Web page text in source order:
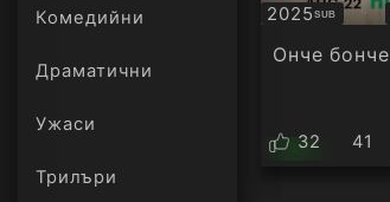
Комедийни
Драматични
Ужаси
Трилъри
онлайн
2025SUB
Субтитри
Онче бонче
32 41